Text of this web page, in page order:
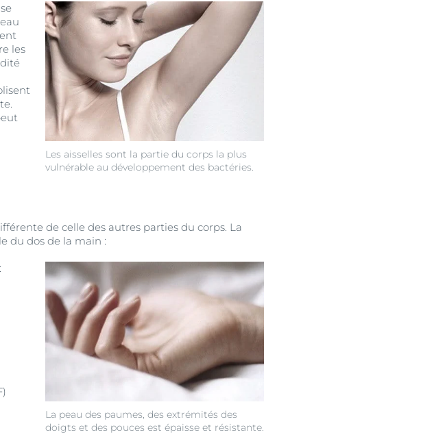
Les aisselles sont la partie du corps la plus
vulnérable au développement des bactéries.
les
de celle des autres parties du corps. La
du dos de la main :
La peau des paumes, des extrémités des
doigts et des pouces est épaisse et résistante.